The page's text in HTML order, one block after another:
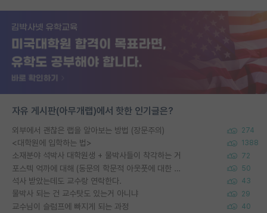
자유 게시판(아무개랩)에서 핫한 인기글은?
외부에서 괜찮은 랩을 알아보는 방법 (장문주의) 274
<대학원에 입학하는 법> 1388
소재분야 석박사 대학원생 + 물박사들이 착각하는 거 72
포스텍 억까에 대해 (동문의 학문적 아웃풋에 대한 반박) 50
석사 받았는데도 교수랑 연락한다. 43
물박사 되는 건 교수탓도 있는거 아니냐 29
교수님이 슬럼프에 빠지게 되는 과정 40